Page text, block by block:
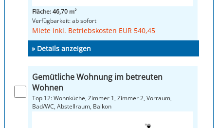
Fläche: 46,70 m²
Verfügbarkeit: ab sofort
Miete inkl. Betriebskosten EUR 540,45
» Details anzeigen
Gemütliche Wohnung im betreuten
Wohnen
Top 12: Wohnküche, Zimmer 1, Zimmer 2, Vorraum,
Bad/WC, Abstellraum, Balkon